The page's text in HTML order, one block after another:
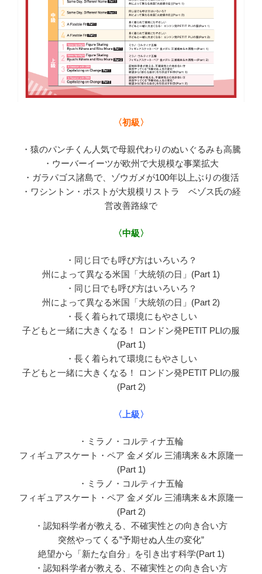
〈初級〉
・猿のパンチくん人気で母親代わりのぬいぐるみも高騰
・ウーバーイーツが欧州で大規模な事業拡大
・ガラパゴス諸島で、ゾウガメが100年以上ぶりの復活
・ワシントン・ポストが大規模リストラ ベゾス氏の経
営改善路線で
〈中級〉
・同じ日でも呼び方はいろいろ？
州によって異なる米国「大統領の日」(Part 1)
・同じ日でも呼び方はいろいろ？
州によって異なる米国「大統領の日」(Part 2)
・長く着られて環境にもやさしい
子どもと一緒に大きくなる！ ロンドン発PETIT PLIの服
(Part 1)
・長く着られて環境にもやさしい
子どもと一緒に大きくなる！ ロンドン発PETIT PLIの服
(Part 2)
〈上級〉
・ミラノ・コルティナ五輪
フィギュアスケート・ペア 金メダル 三浦璃来＆木原隆一
(Part 1)
・ミラノ・コルティナ五輪
フィギュアスケート・ペア 金メダル 三浦璃来＆木原隆一
(Part 2)
・認知科学者が教える、不確実性との向き合い方
突然やってくる”予期せぬ人生の変化”
絶望から「新たな自分」を引き出す科学(Part 1)
・認知科学者が教える、不確実性との向き合い方